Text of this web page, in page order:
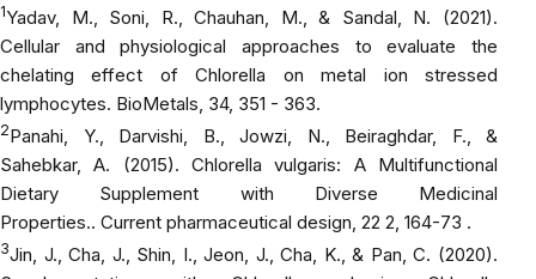
1Yadav, M., Soni, R., Chauhan, M., & Sandal, N. (2021).
Cellular and physiological approaches to evaluate the
chelating effect of Chlorella on metal ion stressed
lymphocytes. BioMetals, 34, 351 - 363.
2Panahi, Y., Darvishi, B., Jowzi, N., Beiraghdar, F., &
Sahebkar, A. (2015). Chlorella vulgaris: A Multifunctional
Dietary Supplement with Diverse Medicinal
Properties.. Current pharmaceutical design, 22 2, 164-73 .
3Jin, J., Cha, J., Shin, I., Jeon, J., Cha, K., & Pan, C. (2020).